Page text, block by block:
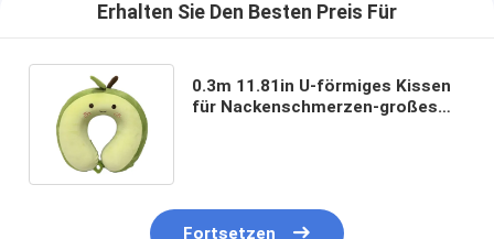
Erhalten Sie Den Besten Preis Für
0.3m 11.81in U-förmiges Kissen
für Nackenschmerzen-großes
Fortsetzen